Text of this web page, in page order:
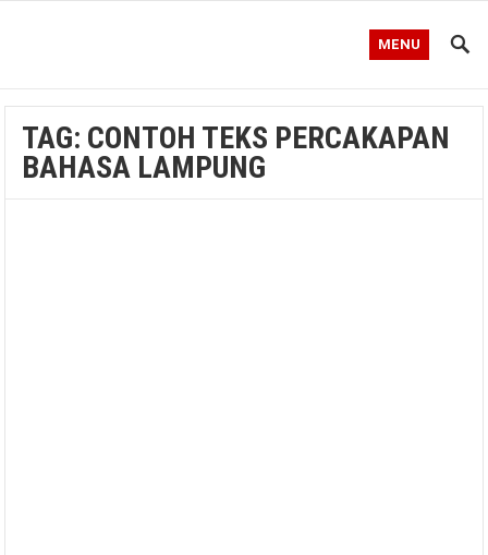
MENU
TAG: CONTOH TEKS PERCAKAPAN
BAHASA LAMPUNG